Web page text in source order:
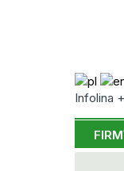
Infolina